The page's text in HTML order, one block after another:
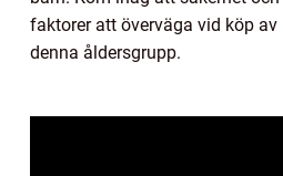
faktorer att överväga vid köp av
denna åldersgrupp.